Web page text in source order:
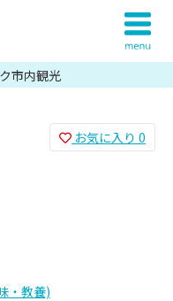
市内観光
お気に入り 0
・教養)